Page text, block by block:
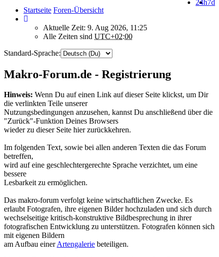
7d
24h
Startseite Foren-Übersicht
Aktuelle Zeit: 9. Aug 2026, 11:25
Alle Zeiten sind UTC+02:00
Standard-Sprache:
Makro-Forum.de - Registrierung
Hinweis: Wenn Du auf einen Link auf dieser Seite klickst, um Dir
die verlinkten Teile unserer
Nutzungsbedingungen anzusehen, kannst Du anschließend über die
"Zurück"-Funktion Deines Browsers
wieder zu dieser Seite hier zurückkehren.
Im folgenden Text, sowie bei allen anderen Texten die das Forum
betreffen,
wird auf eine geschlechtergerechte Sprache verzichtet, um eine
bessere
Lesbarkeit zu ermöglichen.
Das makro-forum verfolgt keine wirtschaftlichen Zwecke. Es
erlaubt Fotografen, ihre eigenen Bilder hochzuladen und sich durch
wechselseitige kritisch-konstruktive Bildbesprechung in ihrer
fotografischen Entwicklung zu unterstützen. Fotografen können sich
mit eigenen Bildern
am Aufbau einerArtengalerie beteiligen.